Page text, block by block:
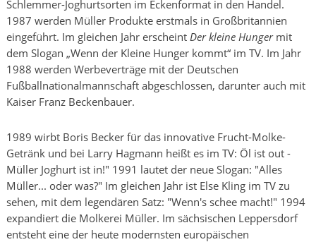
Schlemmer-Joghurtsorten im Eckenformat in den Handel.
1987 werden Müller Produkte erstmals in Großbritannien
eingeführt. Im gleichen Jahr erscheint Der kleine Hungermit
dem Slogan „Wenn der Kleine Hunger kommt“ im TV. Im Jahr
1988 werden Werbeverträge mit der Deutschen
Fußballnationalmannschaft abgeschlossen, darunter auch mit
Kaiser Franz Beckenbauer.
1989 wirbt Boris Becker für das innovative Frucht-Molke-
Getränk und bei Larry Hagmann heißt es im TV: Öl ist out -
Müller Joghurt ist in!" 1991 lautet der neue Slogan: "Alles
Müller... oder was?" Im gleichen Jahr ist Else Kling im TV zu
sehen, mit dem legendären Satz: "Wenn's schee macht!" 1994
expandiert die Molkerei Müller. Im sächsischen Leppersdorf
entsteht eine der heute modernsten europäischen